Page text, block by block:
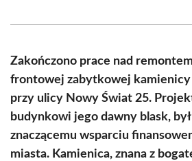
(Twitter)
Zakończono prace nad
frontowej zabytkowej kamienicy
przy ulicy Nowy Świat 25.
budynkowi jego dawny blask,
znaczącemu wsparciu
miasta. Kamienica, znana z